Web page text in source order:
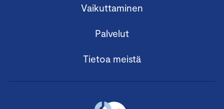
Vaikuttaminen
Palvelut
Tietoa meistä